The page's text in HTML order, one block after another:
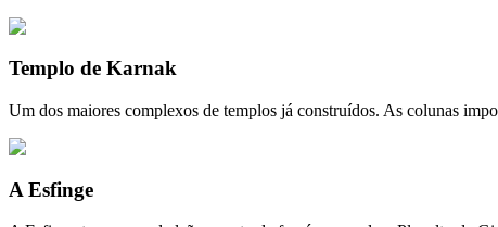
Templo de Karnak
Um dos maiores complexos de templos já construídos. As colunas
A Esfinge